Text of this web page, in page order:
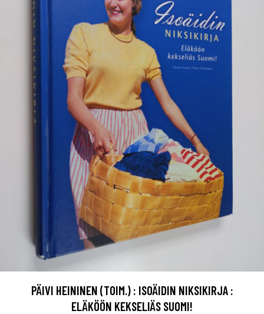
PÄIVI HEININEN (TOIM.) : ISOÄIDIN NIKSIKIRJA :
ELÄKÖÖN KEKSELIÄS SUOMI!